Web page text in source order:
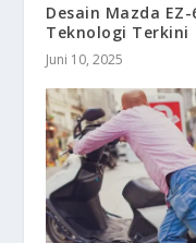
Desain Mazda
Teknologi Terkini
Juni 10, 2025